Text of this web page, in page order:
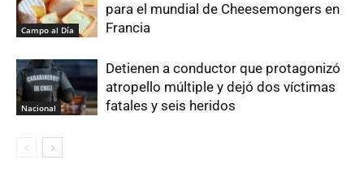
Campo al Día
para el mundial de Cheesemongers en
Francia
Nacional
Detienen a conductor que protagonizó
atropello múltiple y dejó dos víctimas
fatales y seis heridos